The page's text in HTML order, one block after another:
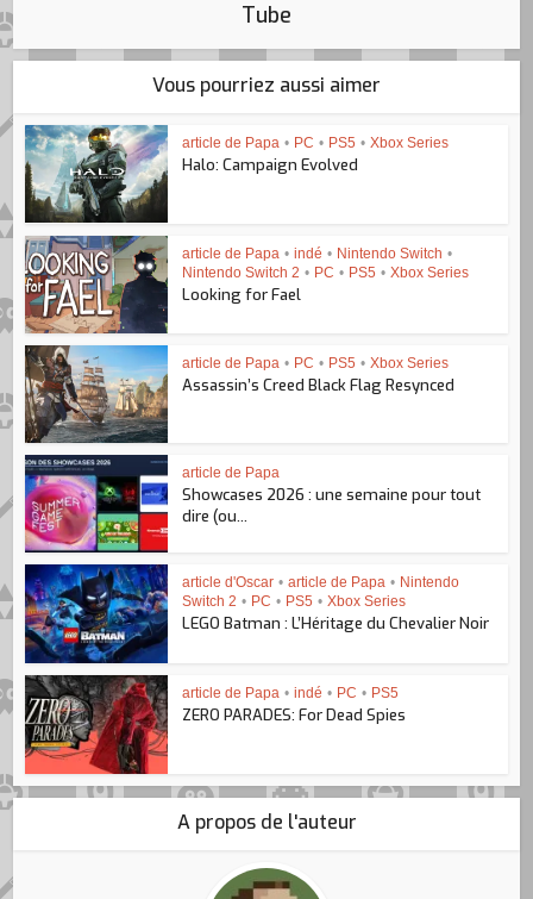
Tube
Vous pourriez aussi aimer
article de Papa • PC • PS5 • Xbox Series
Halo: Campaign Evolved
article de Papa • indé • Nintendo Switch •
Nintendo Switch 2 • PC • PS5 • Xbox Series
Looking for Fael
article de Papa • PC • PS5 • Xbox Series
Assassin’s Creed Black Flag Resynced
article de Papa
Showcases 2026 : une semaine pour tout
dire (ou...
article d'Oscar • article de Papa • Nintendo
Switch 2 • PC • PS5 • Xbox Series
LEGO Batman : L’Héritage du Chevalier Noir
article de Papa • indé • PC • PS5
ZERO PARADES: For Dead Spies
A propos de l'auteur